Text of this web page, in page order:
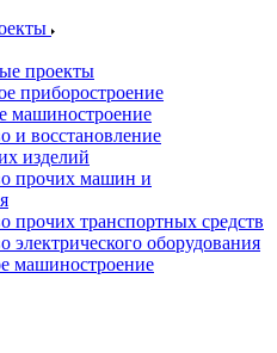
проекты
приборостроение
машиностроение
и восстановление
изделий
прочих машин и
прочих транспортных средств
электрического оборудования
машиностроение